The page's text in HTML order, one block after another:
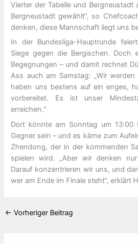
Vierter der Tabelle und Bergneustadt
Bergneustadt gewählt“, so
denken, diese Mannschaft liegt uns
In der Bundesliga-Hauptrunde
Siege gegen die Bergischen. Doch
Begegnungen – und damit rechnet
Ass auch am Samstag: „Wir
haben uns bestens auf ein enges,
vorbereitet. Es ist unser
erreichen.“
Dort könnte am Sonntag um 13:00
Gegner sein – und es käme zum
Zhendong, der in der kommenden
spielen wird. „Aber wir denken
Darauf konzentrieren wir uns, und
wer am Ende im Finale steht“, erklärt
← Vorheriger Beitrag